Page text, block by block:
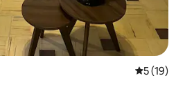
平均评分
5 (19)